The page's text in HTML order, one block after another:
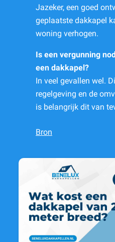
Jazeker, een goed
geplaatste dakkapel
woning verhogen.
Is een vergunning
een dakkapel?
In veel gevallen wel.
regelgeving en de
is belangrijk dit van
Bron